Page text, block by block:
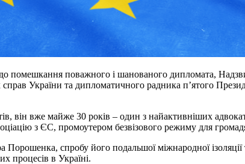
помешкання поважного і шанованого дипломата,
України та дипломатичного радника п’ятого
він вже майже 30 років – один з найактивніших
з ЄС, промоутером безвізового режиму для
Порошенка, спробу його подальшої міжнародної
процесів в Україні.